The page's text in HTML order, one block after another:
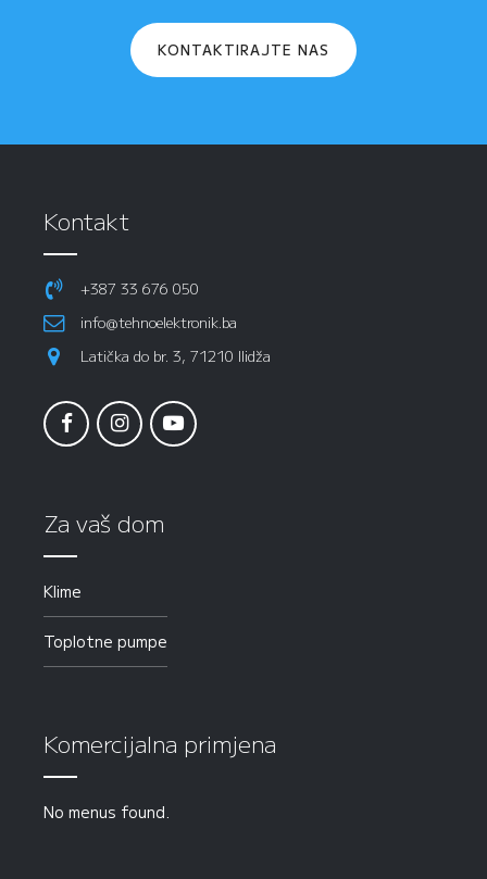
KONTAKTIRAJTE NAS
Kontakt
+387 33 676 050
info@tehnoelektronik.ba
Latička do br. 3, 71210 Ilidža
Za vaš dom
Klime
Toplotne pumpe
Komercijalna primjena
No menus found.